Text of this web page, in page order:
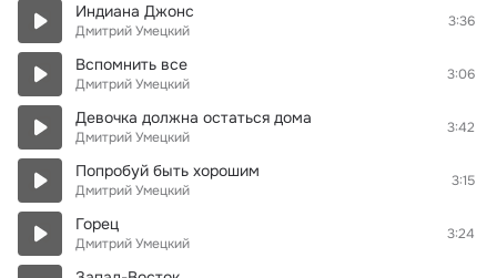
Индиана Джонс
Дмитрий Умецкий
3:36
Вспомнить все
Дмитрий Умецкий
3:06
Девочка должна остаться дома
Дмитрий Умецкий
3:42
Попробуй быть хорошим
Дмитрий Умецкий
3:15
Горец
Дмитрий Умецкий
3:24